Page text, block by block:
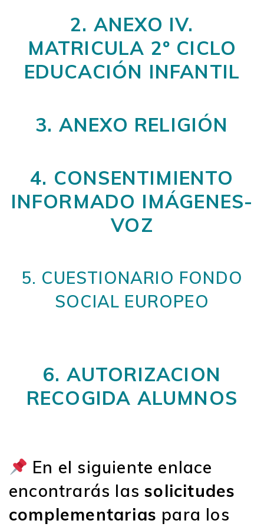
2. ANEXO IV.
MATRICULA 2º CICLO
EDUCACIÓN INFANTIL
3. ANEXO RELIGIÓN
4. CONSENTIMIENTO
INFORMADO IMÁGENES-
VOZ
5. CUESTIONARIO FONDO
SOCIAL EUROPEO
6. AUTORIZACION
RECOGIDA ALUMNOS
En el siguiente enlace
encontrarás lassolicitudes
complementarias para los